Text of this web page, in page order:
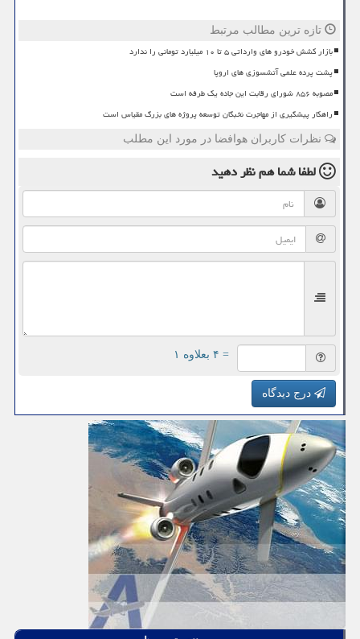
تازه ترین مطالب مرتبط
بازار کشش خودرو های وارداتی ۵ تا ۱۰ میلیارد تومانی را ندارد
پشت پرده علمی آتشسوزی های اروپا
مصوبه ۸۵۶ شورای رقابت این جاده یک طرفه است
راهکار پیشگیری از مهاجرت نخبگان توسعه پروژه های بزرگ مقیاس است
نظرات کاربران هوافضا در مورد این مطلب
لطفا شما همنظر دهید
= ۴ بعلاوه ۱
درج دیدگاه